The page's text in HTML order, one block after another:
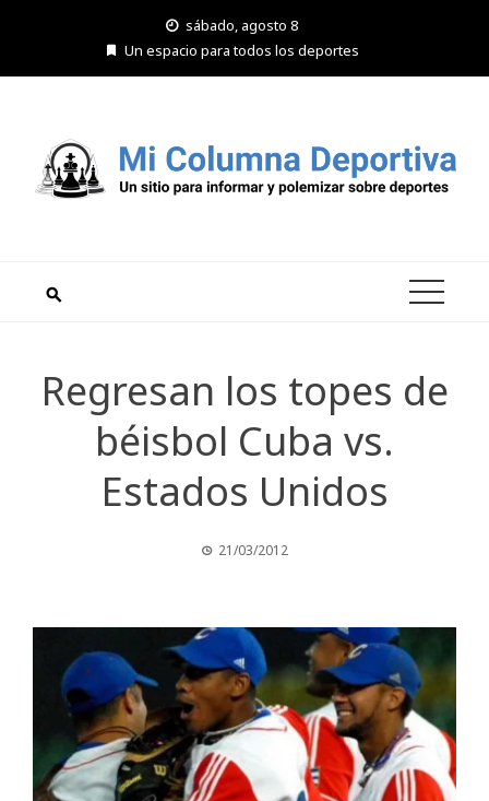
sábado, agosto 8
Un espacio para todos los deportes
Regresan los topes de
béisbol Cuba vs.
Estados Unidos
21/03/2012